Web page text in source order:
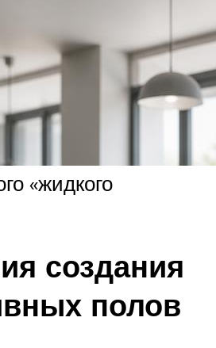
«жидкого
создания
полов